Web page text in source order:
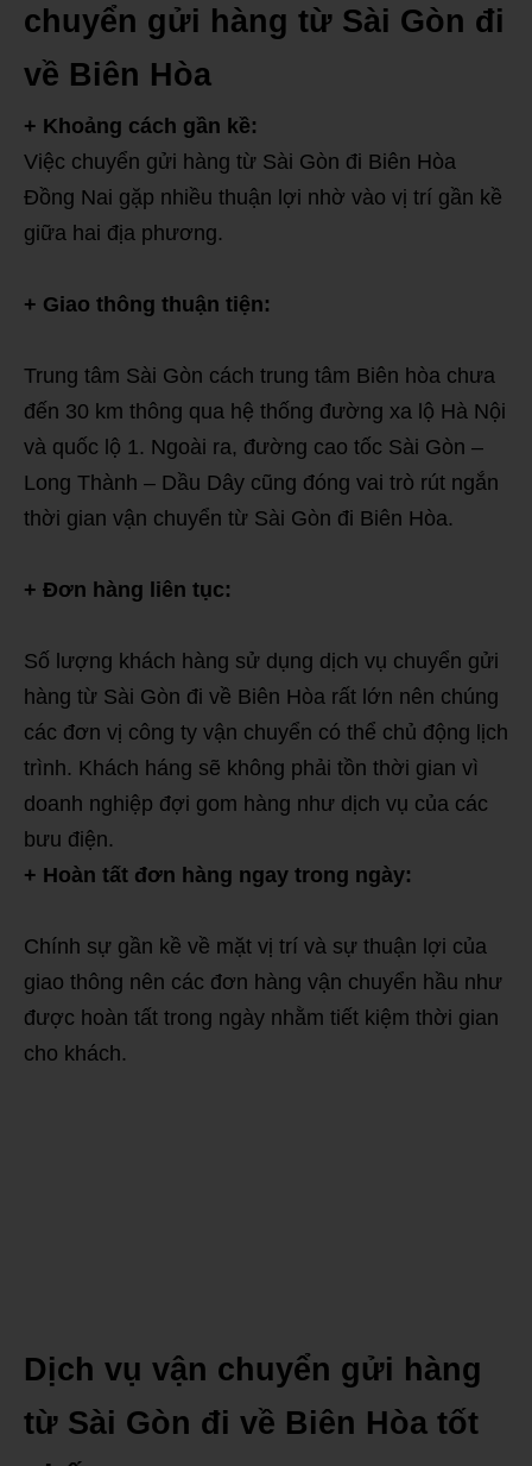
chuyển gửi hàng từ Sài Gòn đi
về Biên Hòa
+ Khoảng cách gần kề:
Việc chuyển gửi hàng từ Sài Gòn đi Biên Hòa
Đồng Nai gặp nhiều thuận lợi nhờ vào vị trí gần kề
giữa hai địa phương.
+ Giao thông thuận tiện:
Trung tâm Sài Gòn cách trung tâm Biên hòa chưa
đến 30 km thông qua hệ thống đường xa lộ Hà Nội
và quốc lộ 1. Ngoài ra, đường cao tốc Sài Gòn –
Long Thành – Dầu Dây cũng đóng vai trò rút ngắn
thời gian vận chuyển từ Sài Gòn đi Biên Hòa.
+ Đơn hàng liên tục:
Số lượng khách hàng sử dụng dịch vụ chuyển gửi
hàng từ Sài Gòn đi về Biên Hòa rất lớn nên chúng
các đơn vị công ty vận chuyển có thể chủ động lịch
trình. Khách háng sẽ không phải tồn thời gian vì
doanh nghiệp đợi gom hàng như dịch vụ của các
bưu điện.
+ Hoàn tất đơn hàng ngay trong ngày:
Chính sự gần kề về mặt vị trí và sự thuận lợi của
giao thông nên các đơn hàng vận chuyển hầu như
được hoàn tất trong ngày nhằm tiết kiệm thời gian
cho khách.
Dịch vụ vận chuyển gửi hàng
từ Sài Gòn đi về Biên Hòa tốt